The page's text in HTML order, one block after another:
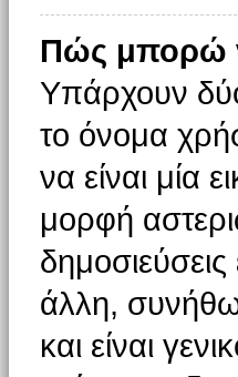
Πώς μπορώ
Υπάρχουν
το όνομα
να είναι μία
μορφή
άλλη,
και είναι